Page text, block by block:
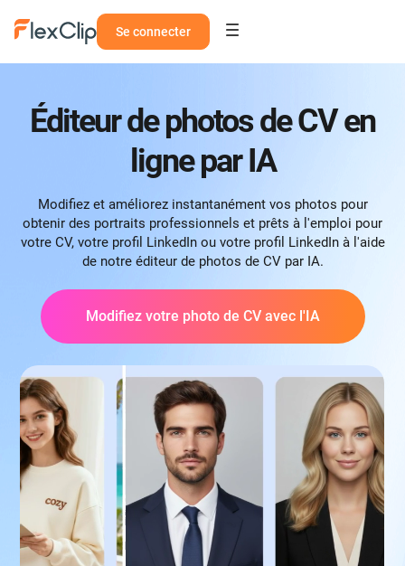
Se connecter
Éditeur de photos de CV en
ligne par IA
Modifiez et améliorez instantanément vos photos pour
obtenir des portraits professionnels et prêts à l'emploi pour
votre CV, votre profil LinkedIn ou votre profil LinkedIn à l'aide
de notre éditeur de photos de CV par IA.
Modifiez votre photo de CV avec l'IA